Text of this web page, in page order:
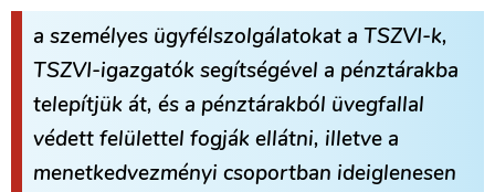
a személyes ügyfélszolgálatokat a TSZVI-k,
TSZVI-igazgatók segítségével a pénztárakba
telepítjük át, és a pénztárakból üvegfallal
védett felülettel fogják ellátni, illetve a
menetkedvezményi csoportban ideiglenesen